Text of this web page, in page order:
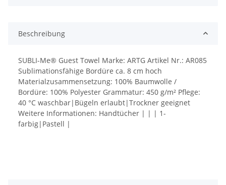
Beschreibung
SUBLI-Me® Guest Towel Marke: ARTG Artikel Nr.: AR085
Sublimationsfähige Bordüre ca. 8 cm hoch
Materialzusammensetzung: 100% Baumwolle /
Bordüre: 100% Polyester Grammatur: 450 g/m² Pflege:
40 °C waschbar|Bügeln erlaubt|Trockner geeignet
Weitere Informationen: Handtücher | | | 1-
farbig|Pastell |